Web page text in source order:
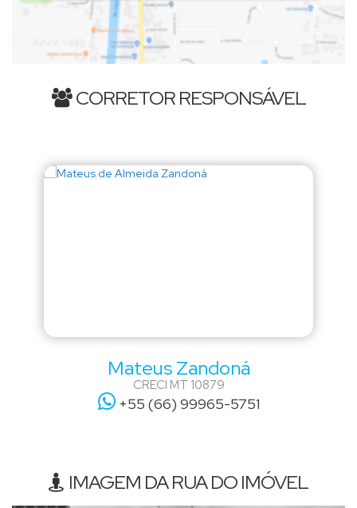
CORRETOR RESPONSÁVEL
Mateus Zandoná
CRECI MT 10879
+55 (66) 99965-5751
IMAGEM DA RUA DO IMÓVEL